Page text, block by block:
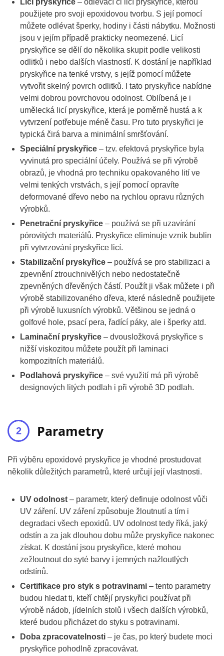
Licí pryskyřice – odlévací či licí pryskyřice, kterou
použijete pro svoji epoxidovou tvorbu. S její pomocí
můžete odlévat šperky, hodiny i části nábytku. Možnosti
jsou v jejím případě prakticky neomezené. Licí
pryskyřice se dělí do několika skupit podle velikosti
odlitků i nebo dalších vlastností. K dostání je například
pryskyřice na tenké vrstvy, s jejíž pomocí můžete
vytvořit skelný povrch odlitků. I tato pryskyřice nabídne
velmi dobrou povrchovou odolnost. Oblíbená je i
umělecká licí pryskyřice, která je poměrně hustá a k
vytvrzení potřebuje méně času. Pro tuto pryskyřici je
typická čirá barva a minimální smršťování.
Speciální pryskyřice – tzv. efektová pryskyřice byla
vyvinutá pro speciální účely. Používá se při výrobě
obrazů, je vhodná pro techniku opakovaného lití ve
velmi tenkých vrstvách, s její pomocí opravíte
deformované dřevo nebo na rychlou opravu různých
výrobků.
Penetrační pryskyřice – používá se při uzavírání
pórovitých materiálů. Pryskyřice eliminuje vznik bublin
při vytvrzování pryskyřice licí.
Stabilizační pryskyřice – používá se pro stabilizaci a
zpevnění ztrouchnivělých nebo nedostatečně
zpevněných dřevěných částí. Použít ji však můžete i při
výrobě stabilizovaného dřeva, které následně použijete
při výrobě luxusních výrobků. Většinou se jedná o
golfové hole, psací pera, řadící páky, ale i šperky atd.
Laminační pryskyřice – dvousložková pryskyřice s
nižší viskozitou můžete použít při laminaci
kompozitních materiálů.
Podlahová pryskyřice – své využití má při výrobě
designových litých podlah i při výrobě 3D podlah.
Parametry
Při výběru epoxidové pryskyřice je vhodné prostudovat
několik důležitých parametrů, které určují její vlastnosti.
UV odolnost – parametr, který definuje odolnost vůči
UV záření. UV záření způsobuje žloutnutí a tím i
degradaci všech epoxidů. UV odolnost tedy říká, jaký
odstín a za jak dlouhou dobu může pryskyřice nakonec
získat. K dostání jsou pryskyřice, které mohou
zežloutnout do syté barvy i jemných nažloutlých
odstínů.
Certifikace pro styk s potravinami – tento parametry
budou hledat ti, kteří chtějí pryskyřici používat při
výrobě nádob, jídelních stolů i všech dalších výrobků,
které budou přicházet do styku s potravinami.
Doba zpracovatelnosti – je čas, po který budete moci
pryskyřice pohodlně zpracovávat.